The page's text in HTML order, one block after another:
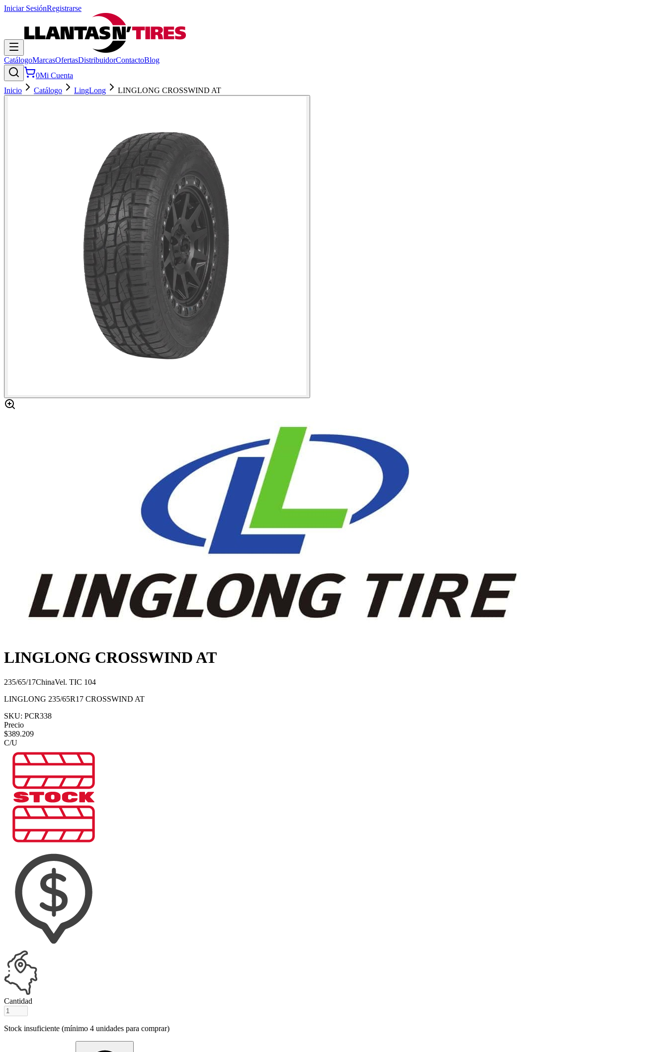
Iniciar SesiónRegistrarse
CatálogoMarcasOfertasDistribuidorContactoBlog
0Mi Cuenta
Inicio
Catálogo LingLong LINGLONG CROSSWIND AT
LINGLONG CROSSWIND AT
235/65/17ChinaVel. TIC 104
LINGLONG 235/65R17 CROSSWIND AT
SKU: PCR338
Precio
$389.209
C/U
Cantidad
Stock insuficiente (mínimo 4 unidades para comprar)